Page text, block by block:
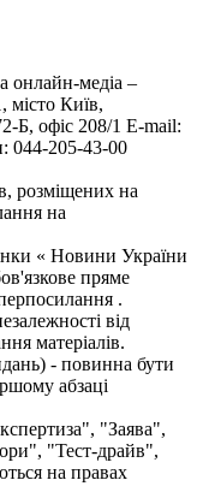
онлайн-медіа –
місто Київ,
офіс 208/1 E-mail:
044-205-43-00
розміщених на
на
« Новини України
пряме
.
від
матеріалів.
- повинна бути
абзаці
"Заява",
"Тест-драйв",
на правах